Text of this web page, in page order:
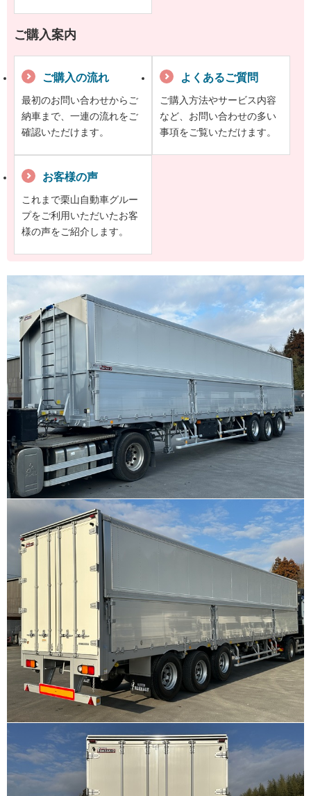
ご購入案内
ご購入の流れ
最初のお問い合わせからご
納車まで、一連の流れをご
確認いただけます。
よくあるご質問
ご購入方法やサービス内容
など、お問い合わせの多い
事項をご覧いただけます。
お客様の声
これまで栗山自動車グルー
プをご利用いただいたお客
様の声をご紹介します。